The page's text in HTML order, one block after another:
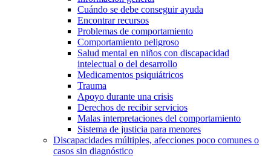
Cuándo se debe conseguir ayuda
Encontrar recursos
Problemas de comportamiento
Comportamiento peligroso
Salud mental en niños con discapacidad
intelectual o del desarrollo
Medicamentos psiquiátricos
Trauma
Apoyo durante una crisis
Derechos de recibir servicios
Malas interpretaciones del comportamiento
Sistema de justicia para menores
Discapacidades múltiples, afecciones poco comunes o
casos sin diagnóstico